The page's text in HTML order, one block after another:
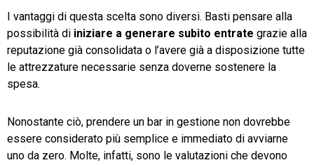
I vantaggi di questa scelta sono diversi. Basti pensare alla
possibilità di iniziare a generare subito entrate grazie alla
reputazione già consolidata o l’avere già a disposizione tutte
le attrezzature necessarie senza doverne sostenere la
spesa.
Nonostante ciò, prendere un bar in gestione non dovrebbe
essere considerato più semplice e immediato di avviarne
uno da zero. Molte, infatti, sono le valutazioni che devono